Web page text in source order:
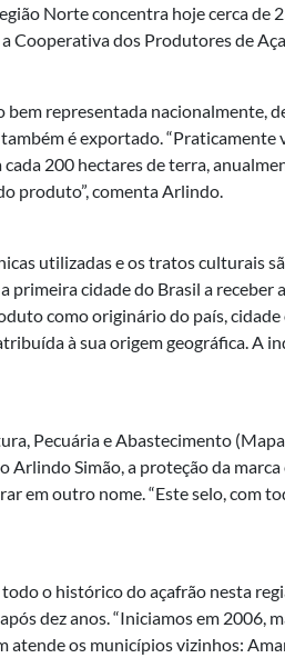
Norte concentra hoje cerca
dos Produtores de
representada nacionalmente,
é exportado.
200 hectares de terra,
produto”, comenta Arlindo.
utilizadas e os tratos culturais
cidade do Brasil a
como originário do país,
à sua origem geográfica. A
Pecuária e Abastecimento
Simão, a proteção da
em outro nome. “Este selo, com
o histórico do açafrão nesta
dez anos. “Iniciamos em 2006,
os municípios vizinhos: